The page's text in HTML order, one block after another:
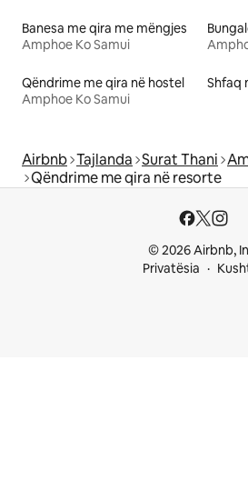
Banesa me qira me mëngjes
Amphoe Ko Samui
Qëndrime me qira në hostel
Amphoe Ko Samui
Shfaq
Airbnb Tajlanda Surat Thani
Qëndrime me qira në resorte
© 2026 Airbnb,
Privatësia